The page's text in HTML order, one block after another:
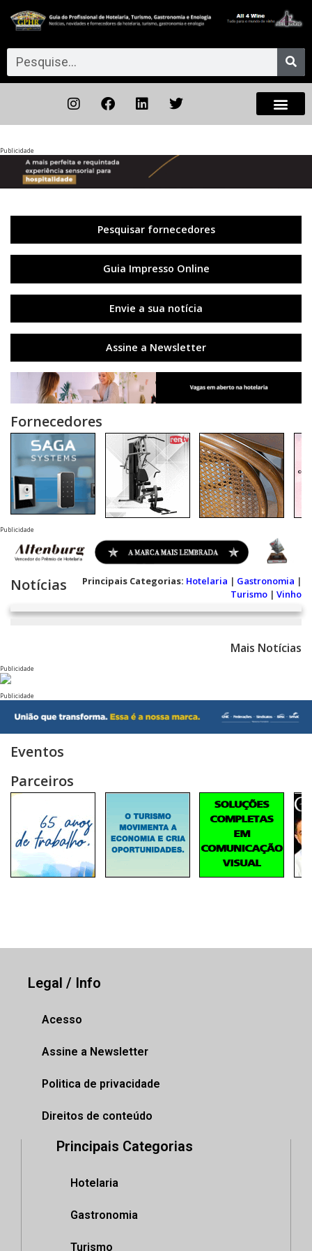
Publicidade
Pesquisar fornecedores
Guia Impresso Online
Envie a sua notícia
Assine a Newsletter
Fornecedores
Publicidade
Notícias Principais Categorias: Hotelaria | Gastronomia |
Turismo | Vinho
Mais Notícias
Publicidade
Publicidade
Eventos
Parceiros
Legal / Info
Acesso
Assine a Newsletter
Politica de privacidade
Direitos de conteúdo
Principais Categorias
Hotelaria
Gastronomia
Turismo